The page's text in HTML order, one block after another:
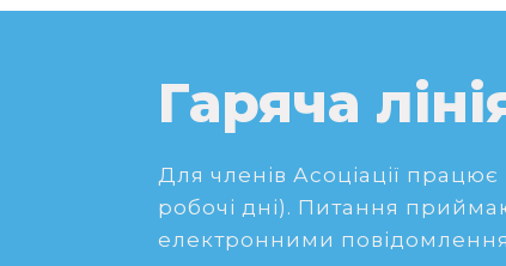
Гаряча
Для членів Асоціації працює
робочі дні). Питання
електронними